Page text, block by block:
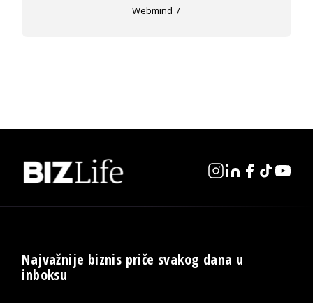
Webmind
Najvažnije biznis priče svakog dana u
inboksu